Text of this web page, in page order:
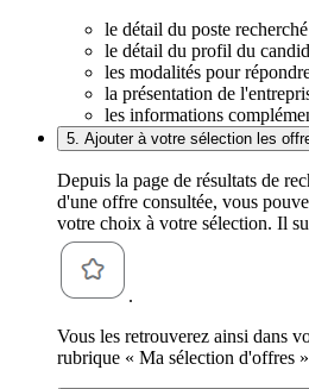
le détail du poste
le détail du profil du
les modalités pour
la présentation de
les informations
5. Ajouter à votre sélection les
Depuis la page de résultats de
d'une offre consultée, vous
votre choix à votre sélection. Il
.
Vous les retrouverez ainsi dans
rubrique « Ma sélection d'offres